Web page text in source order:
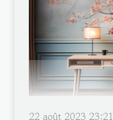
22 août 2023 23:21